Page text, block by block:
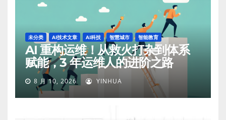
未分类 AI技术文章 AI科技 智慧城市 智能教育
AI 重构运维！从救火打杂到体系
赋能，3 年运维人的进阶之路
8 月 10, 2026 YINHUA